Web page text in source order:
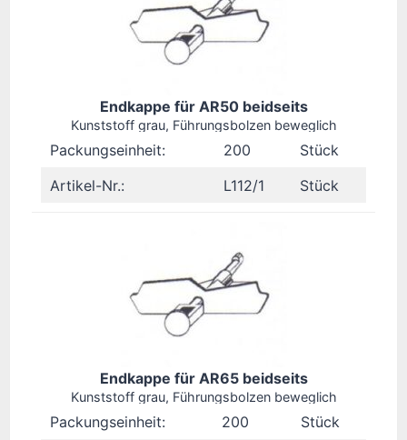
Endkappe für AR50 beidseits
Kunststoff grau, Führungsbolzen beweglich
Packungseinheit: 200
Stück
Artikel-Nr.:
L112/1 Stück
Endkappe für AR65 beidseits
Kunststoff grau, Führungsbolzen beweglich
Packungseinheit: 200
Stück